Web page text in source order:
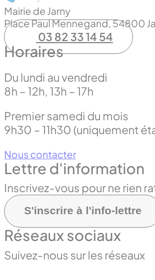
Mairie de Jarny
Place Paul Mennegand, 54800
03 82 33 14 54
Horaires
Du lundi au vendredi
8h – 12h, 13h – 17h
Premier samedi du mois
9h30 – 11h30 (uniquement
Nous contacter
Lettre d'information
Inscrivez-vous pour ne rien
S'inscrire à l'info-lettre
Réseaux sociaux
Suivez-nous sur les réseaux